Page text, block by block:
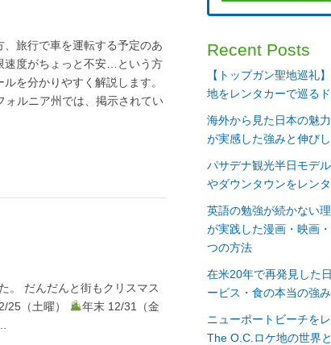
旅行で車を運転する予定のあ
速度がちょっと不安…という方
を分かりやすく解説します。
ルニア州では、掲示されてい
。 だんだんと街もクリスマス
25（土曜）
年末 12/31（金
Recent Posts
【トップガン聖地巡礼
地をレンタカーで巡る
海外から見た日本の魅
が実感した強みと伸び
パサデナ観光半日モデ
やダウンタウンをレン
英語の勉強が続かない
が実践した漫画・映画
つの方法
在米20年で再発見した
ービス・食の本当の強み
ニューポートビーチを
The O.C.ロケ地の世界